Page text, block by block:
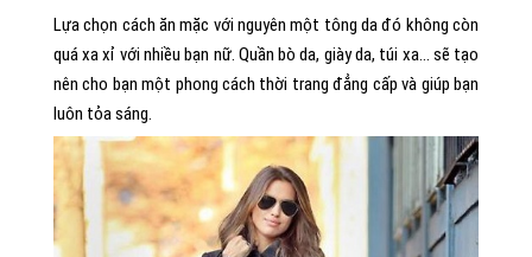
Lựa chọn cách ăn mặc với nguyên một tông da đó không còn
quá xa xỉ với nhiều bạn nữ. Quần bò da, giày da, túi xa… sẽ tạo
nên cho bạn một phong cách thời trang đẳng cấp và giúp bạn
luôn tỏa sáng.